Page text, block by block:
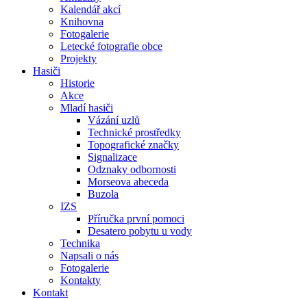
Kalendář akcí
Knihovna
Fotogalerie
Letecké fotografie obce
Projekty
Hasiči
Historie
Akce
Mladí hasiči
Vázání uzlů
Technické prostředky
Topografické značky
Signalizace
Odznaky odbornosti
Morseova abeceda
Buzola
IZS
Příručka první pomoci
Desatero pobytu u vody
Technika
Napsali o nás
Fotogalerie
Kontakty
Kontakt